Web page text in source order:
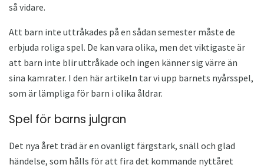
så vidare.
Att barn inte uttråkades på en sådan semester måste de
erbjuda roliga spel. De kan vara olika, men det viktigaste är
att barn inte blir uttråkade och ingen känner sig värre än
sina kamrater. I den här artikeln tar vi upp barnets nyårsspel,
som är lämpliga för barn i olika åldrar.
Spel för barns julgran
Det nya året träd är en ovanligt färgstark, snäll och glad
händelse, som hålls för att fira det kommande nyttåret